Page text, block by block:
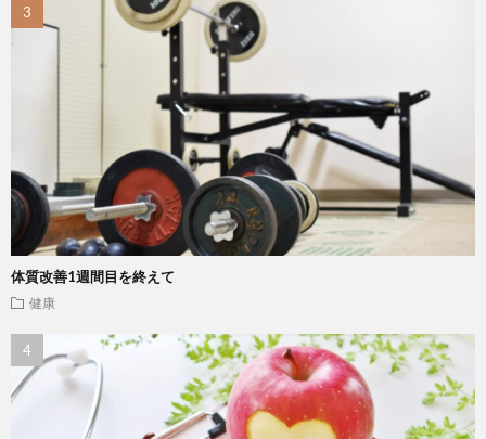
体質改善1週間目を終えて
健康